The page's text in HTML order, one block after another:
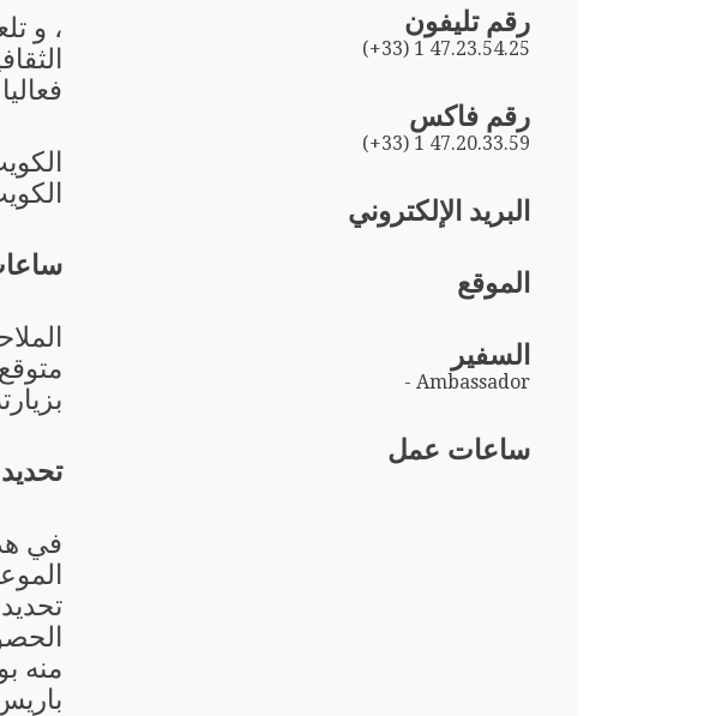
رقم تليفون
(+33) 1 47.23.54.25
رقم فاكس
(+33) 1 47.20.33.59
البريد الإلكتروني
الموقع
السفير
- Ambassador
ساعات عمل
، و
في
منه